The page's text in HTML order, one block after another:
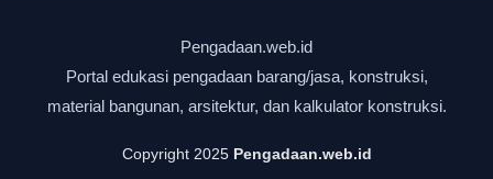
Copyright 2025 Pengadaan.web.id